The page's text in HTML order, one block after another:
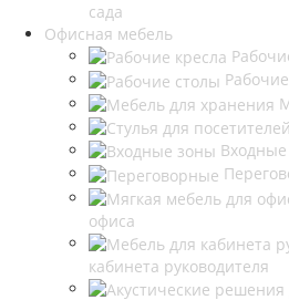
сада
Офисная мебель
офиса
кабинета руководителя